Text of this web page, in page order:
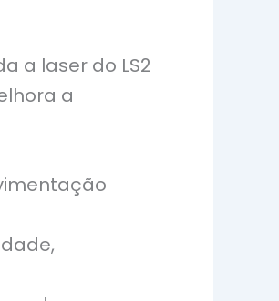
a laser do LS2
a